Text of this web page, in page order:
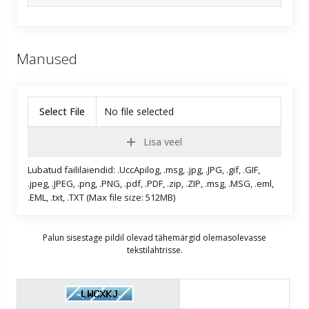
Manused
Select File No file selected
Lisa veel
Lubatud faililaiendid: .UccApilog, .msg, .jpg, .JPG, .gif, .GIF,
.jpeg, .JPEG, .png, .PNG, .pdf, .PDF, .zip, .ZIP, .msg, .MSG, .eml,
.EML, .txt, .TXT (Max file size: 512MB)
Palun sisestage pildil olevad tähemärgid olemasolevasse
tekstilahtrisse.